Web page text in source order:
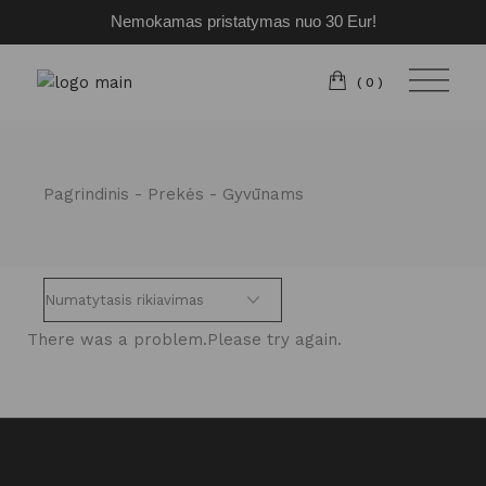
Nemokamas pristatymas nuo 30 Eur!
Pereiti
turinio
(0)
Pagrindinis Prekės Gyvūnams
There was a problem.Please try again.